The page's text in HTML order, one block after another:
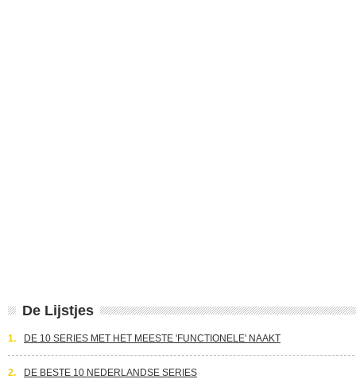
De Lijstjes
1. DE 10 SERIES MET HET MEESTE 'FUNCTIONELE' NAAKT
2. DE BESTE 10 NEDERLANDSE SERIES